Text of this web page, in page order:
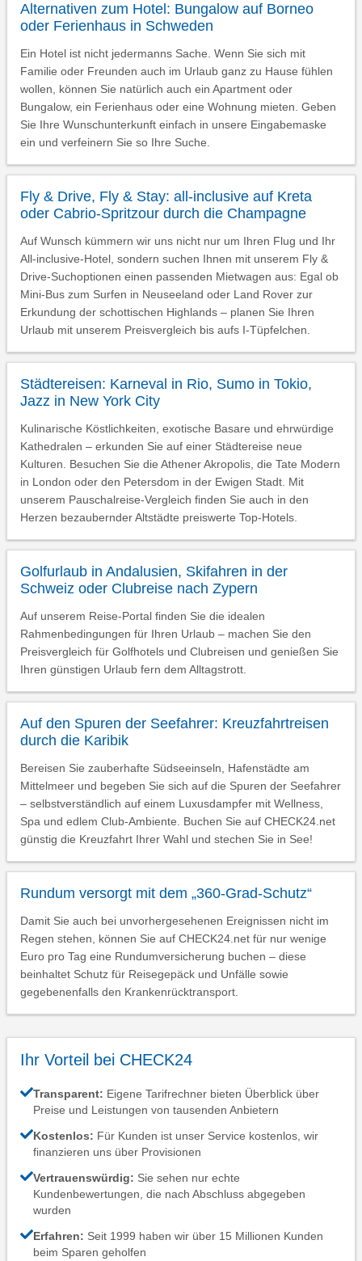
Alternativen zum Hotel: Bungalow auf Borneo
oder Ferienhaus in Schweden
Ein Hotel ist nicht jedermanns Sache. Wenn Sie sich mit
Familie oder Freunden auch im Urlaub ganz zu Hause fühlen
wollen, können Sie natürlich auch ein Apartment oder
Bungalow, ein Ferienhaus oder eine Wohnung mieten. Geben
Sie Ihre Wunschunterkunft einfach in unsere Eingabemaske
ein und verfeinern Sie so Ihre Suche.
Fly & Drive, Fly & Stay: all-inclusive auf Kreta
oder Cabrio-Spritzour durch die Champagne
Auf Wunsch kümmern wir uns nicht nur um Ihren Flug und Ihr
All-inclusive-Hotel, sondern suchen Ihnen mit unserem Fly &
Drive-Suchoptionen einen passenden Mietwagen aus: Egal ob
Mini-Bus zum Surfen in Neuseeland oder Land Rover zur
Erkundung der schottischen Highlands – planen Sie Ihren
Urlaub mit unserem Preisvergleich bis aufs I-Tüpfelchen.
Städtereisen: Karneval in Rio, Sumo in Tokio,
Jazz in New York City
Kulinarische Köstlichkeiten, exotische Basare und ehrwürdige
Kathedralen – erkunden Sie auf einer Städtereise neue
Kulturen. Besuchen Sie die Athener Akropolis, die Tate Modern
in London oder den Petersdom in der Ewigen Stadt. Mit
unserem Pauschalreise-Vergleich finden Sie auch in den
Herzen bezaubernder Altstädte preiswerte Top-Hotels.
Golfurlaub in Andalusien, Skifahren in der
Schweiz oder Clubreise nach Zypern
Auf unserem Reise-Portal finden Sie die idealen
Rahmenbedingungen für Ihren Urlaub – machen Sie den
Preisvergleich für Golfhotels und Clubreisen und genießen Sie
Ihren günstigen Urlaub fern dem Alltagstrott.
Auf den Spuren der Seefahrer: Kreuzfahrtreisen
durch die Karibik
Bereisen Sie zauberhafte Südseeinseln, Hafenstädte am
Mittelmeer und begeben Sie sich auf die Spuren der Seefahrer
– selbstverständlich auf einem Luxusdampfer mit Wellness,
Spa und edlem Club-Ambiente. Buchen Sie auf CHECK24.net
günstig die Kreuzfahrt Ihrer Wahl und stechen Sie in See!
Rundum versorgt mit dem „360-Grad-Schutz“
Damit Sie auch bei unvorhergesehenen Ereignissen nicht im
Regen stehen, können Sie auf CHECK24.net für nur wenige
Euro pro Tag eine Rundumversicherung buchen – diese
beinhaltet Schutz für Reisegepäck und Unfälle sowie
gegebenenfalls den Krankenrücktransport.
Ihr Vorteil bei CHECK24
Transparent: Eigene Tarifrechner bieten Überblick über
Preise und Leistungen von tausenden Anbietern
Kostenlos: Für Kunden ist unser Service kostenlos, wir
finanzieren uns über Provisionen
Vertrauenswürdig: Sie sehen nur echte
Kundenbewertungen, die nach Abschluss abgegeben
wurden
Erfahren: Seit 1999 haben wir über 15 Millionen Kunden
beim Sparen geholfen